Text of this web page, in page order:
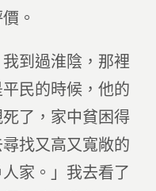
。
我到過淮陰，那裡
民的時候，他的
了，家中貧困得
找又高又寬敞的
家。」我去看了